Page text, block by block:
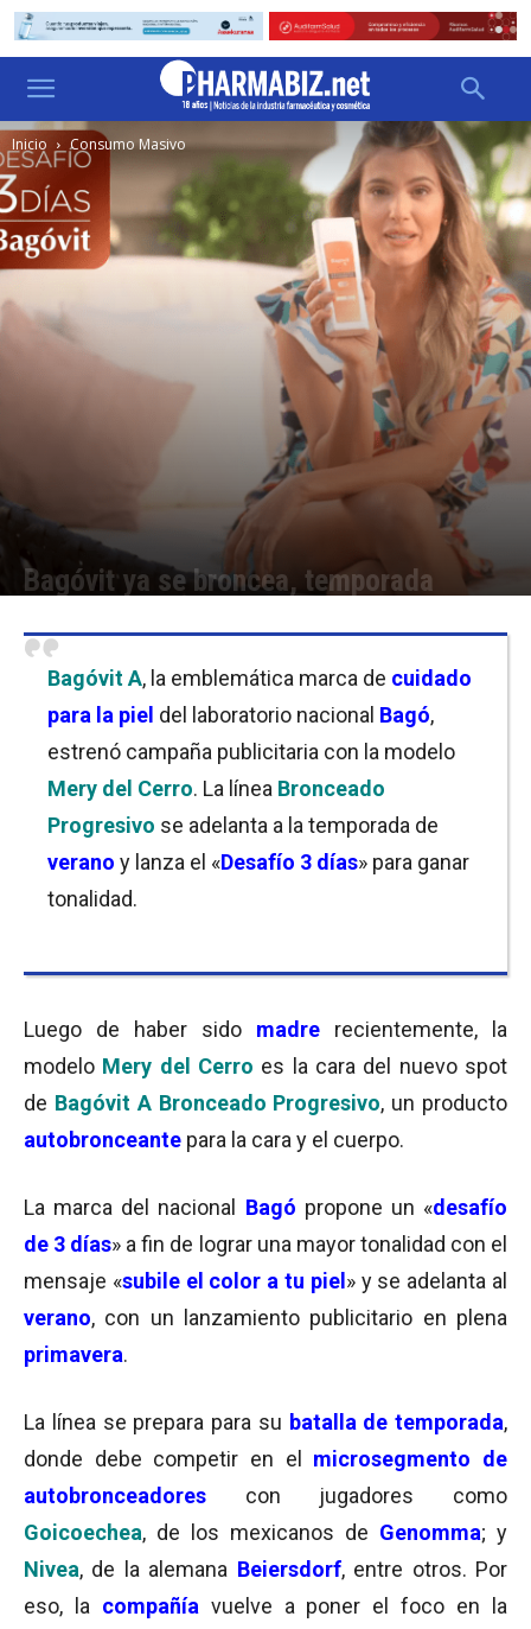
Inicio Consumo Masivo
Bagóvit ya se broncea, temporada
Bagóvit A, la emblemática marca de cuidado
para la piel del laboratorio nacional Bagó,
estrenó campaña publicitaria con la modelo
Mery del Cerro. La línea Bronceado
Progresivo se adelanta a la temporada de
verano y lanza el «Desafío 3 días» para ganar
tonalidad.
Luego de haber sido madre recientemente, la
modelo Mery del Cerro es la cara del nuevo spot
de Bagóvit A Bronceado Progresivo, un producto
autobronceante para la cara y el cuerpo.
La marca del nacional Bagó propone un «desafío
de 3 días» a fin de lograr una mayor tonalidad con el
mensaje «subile el color a tu piel » y se adelanta al
verano, con un lanzamiento publicitario en plena
primavera.
La línea se prepara para su batalla de temporada,
donde debe competir en el microsegmento de
autobronceadores con jugadores como
Goicoechea, de los mexicanos de Genomma; y
Nivea, de la alemana Beiersdorf, entre otros. Por
eso, la compañía vuelve a poner el foco en la